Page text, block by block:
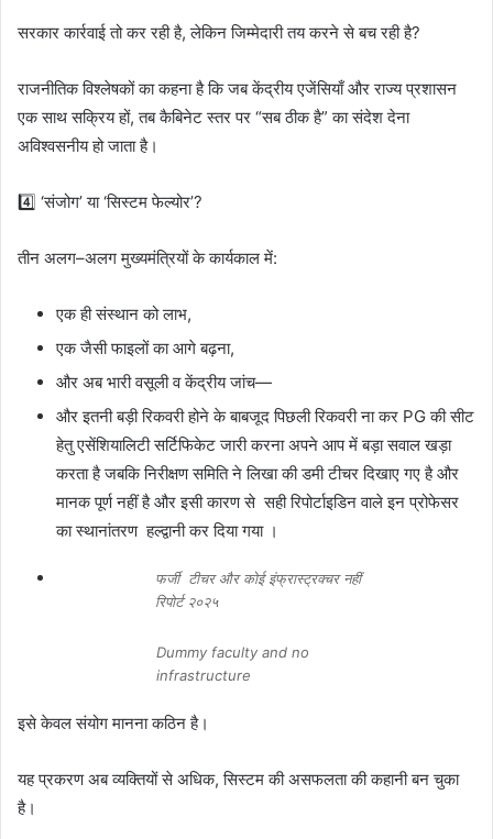
सरकार कार्रवाई तो कर रही है, लेकिन जिम्मेदारी तय करने से बच रही है?
राजनीतिक विश्लेषकों का कहना है कि जब केंद्रीय एजेंसियाँ और राज्य प्रशासन
एक साथ सक्रिय हों, तब कैबिनेट स्तर पर “सब ठीक है” का संदेश देना
अविश्वसनीय हो जाता है।
4️⃣ ‘संजोग’ या ‘सिस्टम फेल्योर’?
तीन अलग–अलग मुख्यमंत्रियों के कार्यकाल में:
एक ही संस्थान को लाभ,
एक जैसी फाइलों का आगे बढ़ना,
और अब भारी वसूली व केंद्रीय जांच—
और इतनी बड़ी रिकवरी होने के बाबजूद पिछली रिकवरी ना कर PG की सीट
हेतु एसेंशियालिटी सर्टिफिकेट जारी करना अपने आप में बड़ा सवाल खड़ा
करता है जबकि निरीक्षण समिति ने लिखा की डमी टीचर दिखाए गए है और
मानक पूर्ण नहीं है और इसी कारण से सही रिपोर्टाइडिन वाले इन प्रोफेसर
का स्थानांतरण हल्द्वानी कर दिया गया ।
फर्जी टीचर और कोई इंफ्रास्ट्रक्चर नहीं
रिपोर्ट २०२५
Dummy faculty and no
infrastructure
इसे केवल संयोग मानना कठिन है।
यह प्रकरण अब व्यक्तियों से अधिक, सिस्टम की असफलता की कहानी बन चुका
है।